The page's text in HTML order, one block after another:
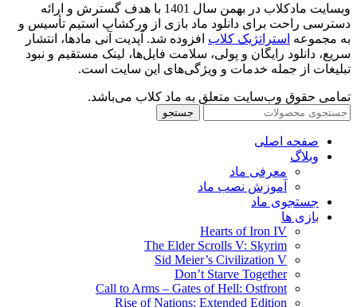
وبسایت مادکلاب در بهمن سال 1401 با هدف گسترش و ارائه
دسترسی راحت برای دانلود ماد بازی از ورکشاپ استیم تأسیس و
به مجموعه استراتژیک کلاب افزوده شد. آپدیت آنی مادها، انتشار
سریع، دانلود رایگان و پولی، سلامت فایل‌ها، لینک مستقیم و نبود
تبلیغات از جمله خدمات و ویژگی‌های این سایت است.
تمامی حقوق وب‌سایت متعلق به ماد کلاب می‌باشد.
جستجو
صفحه اصلی
وبلاگ
معرفی ماد
آموزش نصب ماد
جستجوی ماد
بازی ها
Hearts of Iron IV
The Elder Scrolls V: Skyrim
Sid Meier’s Civilization V
Don’t Starve Together
Call to Arms – Gates of Hell: Ostfront
Rise of Nations: Extended Edition